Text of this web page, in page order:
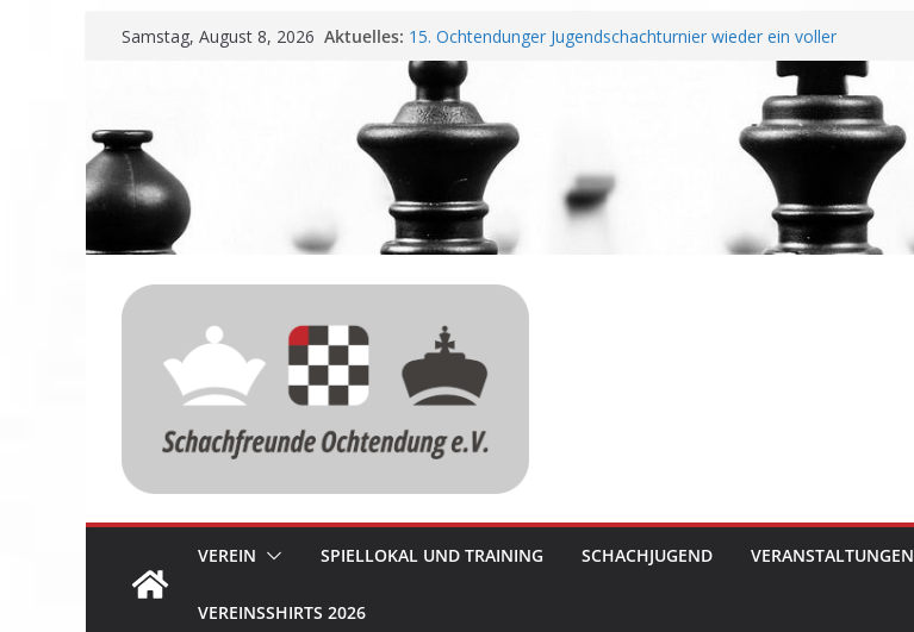
ZumSamstag, August 8, 2026 Aktuelles: 15. Ochtendunger Jugendschachturnier wieder ein voller
Erfolg
Schachfreunde Ochtendung unterzeichnen Fairplay
Vereinbarung für Vereine
Schachfreunde mit erfolgreichem Rheinland-Pfalz Open –
Nadir Üstüntas überragt
Einladung zur Jahreshauptversammlung
Meisterschaft und Wiederaufstieg perfekt
VEREIN SPIELLOKAL UND TRAINING SCHACHJUGEND VERANSTALTUNGEN
VEREINSSHIRTS 2026